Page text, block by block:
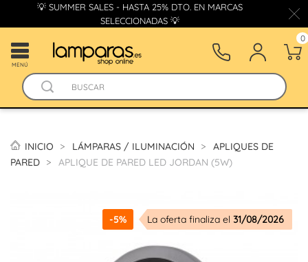
💡 SUMMER SALES - HASTA 25% DTO. EN MARCAS
SELECCIONADAS 💡
MENÚ
0
INICIO LÁMPARAS / ILUMINACIÓN
APLIQUES DE
PARED
APLIQUE DE PARED LED JORDAN (5W)
-5% La oferta finaliza el 31/08/2026